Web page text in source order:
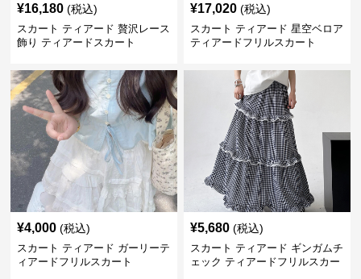
¥16,180 (税込)
スカート ティアード 贅沢レース
飾り ティアードスカート
¥17,020 (税込)
スカート ティアード 星空ベロア
ティアードフリルスカート
¥4,000 (税込)
スカート ティアード ガーリーテ
ィアードフリルスカート
¥5,680 (税込)
スカート ティアード ギンガムチ
ェック ティアードフリルスカー